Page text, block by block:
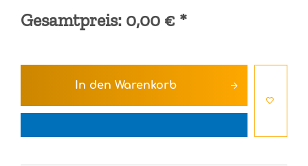
Gesamtpreis: 0,00 € *
In den Warenkorb